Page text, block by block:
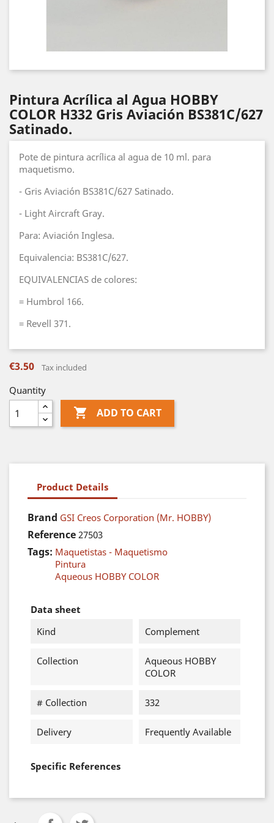
Pintura Acrílica al Agua HOBBY
COLOR H332 Gris Aviación BS381C/627
Satinado.
Pote de pintura acrílica al agua de 10 ml. para
maquetismo.
- Gris Aviación BS381C/627 Satinado.
- Light Aircraft Gray.
Para: Aviación Inglesa.
Equivalencia: BS381C/627.
EQUIVALENCIAS de colores:
= Humbrol 166.
= Revell 371.
€3.50 Tax included
Quantity
 ADD TO CART
Product Details
Brand GSI Creos Corporation (Mr. HOBBY)
Reference 27503
Tags: Maquetistas - Maquetismo
Pintura
Aqueous HOBBY COLOR
Data sheet
Kind
Complement
Collection
Aqueous HOBBY
COLOR
# Collection 332
Delivery Frequently Available
Specific References